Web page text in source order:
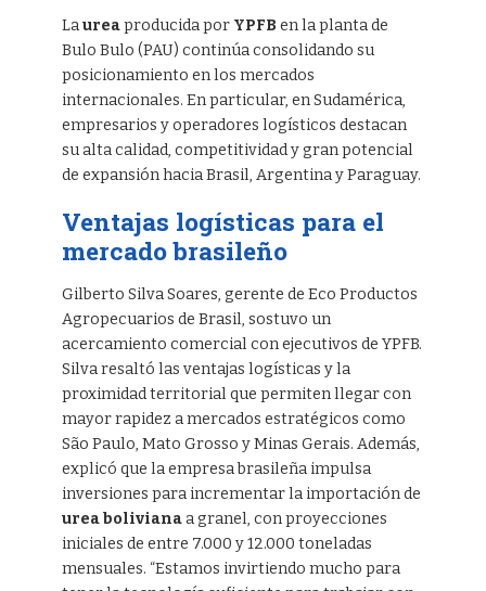
Laureaproducida por YPFB en la planta de
Bulo Bulo (PAU) continúa consolidando su
posicionamiento en los mercados
internacionales. En particular, en Sudamérica,
empresarios y operadores logísticos destacan
su alta calidad, competitividad y gran potencial
de expansión hacia Brasil, Argentina y Paraguay.
Ventajas logísticas para el
mercado brasileño
Gilberto Silva Soares, gerente de Eco Productos
Agropecuarios de Brasil, sostuvo un
acercamiento comercial con ejecutivos de YPFB.
Silva resaltó las ventajas logísticas y la
proximidad territorial que permiten llegar con
mayor rapidez a mercados estratégicos como
São Paulo, Mato Grosso y Minas Gerais. Además,
explicó que la empresa brasileña impulsa
inversiones para incrementar la importación de
urea bolivianaa granel, con proyecciones
iniciales de entre 7.000 y 12.000 toneladas
mensuales. “Estamos invirtiendo mucho para